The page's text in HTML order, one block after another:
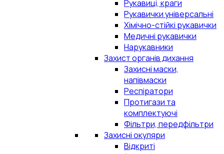
Рукавиці, краги
Рукавички універсальні
Хімічно-стійкі рукавички
Медичні рукавички
Нарукавники
Захист органів дихання
Захисні маски,
напівмаски
Респіратори
Протигази та
комплектуючі
Фільтри, передфільтри
Захисні окуляри
Відкриті